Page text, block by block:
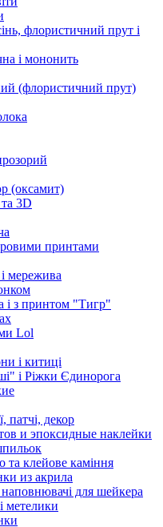
флористичний прут і
і мононить
(флористичний прут)
(оксамит)
3D
принтами
і мережива
і з принтом "Тигр"
Lol
і китиці
і Ріжки Єдинорога
патчі, декор
и эпоксидные наклейки
та клейове каміння
из акрила
для шейкера
метелики